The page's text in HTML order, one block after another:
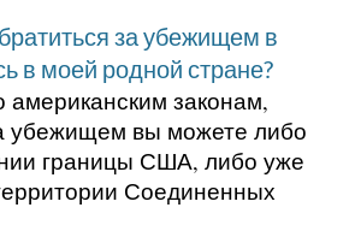
за убежищем в
в моей родной стране?
американским законам,
убежищем вы можете либо
границы США, либо уже
Соединенных